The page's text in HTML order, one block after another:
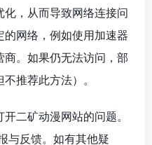
化，从而导致网络连接问
网络，例如使用加速器
。如果仍无法访问，部
推荐此方法）。
二矿动漫网站的问题。
与反馈。如有其他疑